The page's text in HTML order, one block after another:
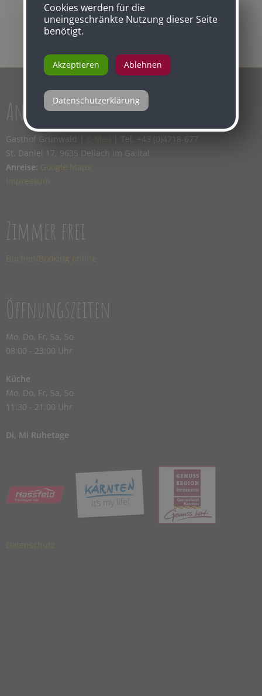
Anreise
Gasthof Grünwald | E-Mail
| Tel. +43 (0)4718-677
St. Daniel 17, 9635 Dellach im Gailtal
Anreise:
Zimmer frei
Öffnungszeiten
Mo, Do, Fr, Sa, So
08:00 - 23:00 Uhr
Küche
Mo, Do, Fr, Sa, So
11:30 - 21:00 Uhr
Di, Mi Ruhetage
Cookies werden für die
uneingeschränkte Nutzung dieser Seite
benötigt.
Akzeptieren Ablehnen
Datenschutzerklärung